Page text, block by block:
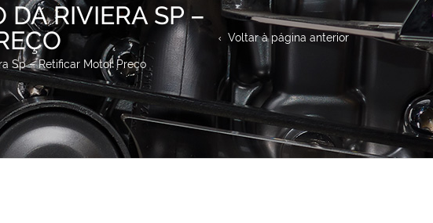
DA RIVIERA SP –
Sp – Retificar Motor Preço
Voltar à página anterior